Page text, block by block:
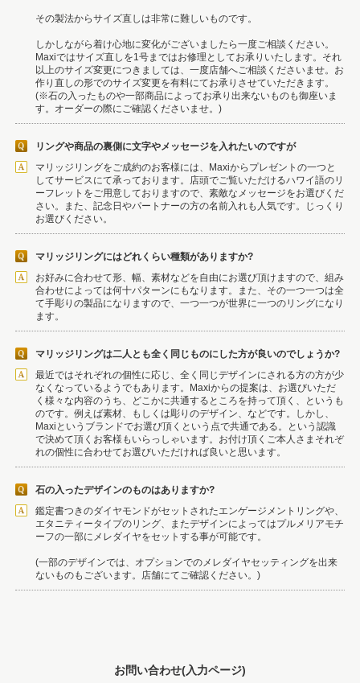
その製法からサイズ直しは非常に難しいものです。
しかしながら着け心地に変化がございましたら一度ご相談ください。
Maxiではサイズ直しを1号まではお修理としてお承りいたします。それ
以上のサイズ変更につきましては、一度店舗へご相談くださいませ。お
作り直しの形でのサイズ変更を有料にてお承りさせていただきます。
(※石の入ったものや一部商品によってお承り出来ないものも御座いま
す。オーダーの際にご確認くださいませ。)
リングや商品の裏側に文字やメッセージを入れたいのですが
マリッジリングをご成約のお客様には、Maxiからプレゼントの一つと
してサービスにて承っております。店頭でご覧いただけるハワイ語のリ
ーフレットをご用意しておりますので、素敵なメッセージをお選びくだ
さい。また、記念日やパートナーの方の名前入れも人気です。じっくり
お選びください。
マリッジリングにはどれくらい種類がありますか?
お好みに合わせて形、幅、素材などを自由にお選び頂けますので、組み
合わせによっては何十パターンにもなります。また、その一つ一つは全
て手彫りの製品になりますので、一つ一つが世界に一つのリングになり
ます。
マリッジリングは二人とも全く同じものにした方が良いのでしょうか?
最近ではそれぞれの個性に応じ、全く同じデザインにされる方の方が少
なくなっているようでもあります。Maxiからの提案は、お選びいただ
く様々な内容のうち、どこかに共通するところを持って頂く、というも
のです。例えば素材、もしくは彫りのデザイン、などです。しかし、
Maxiというブランドでお選び頂くという点で共通である。という認識
で決めて頂くお客様もいらっしゃいます。お付け頂くご本人さまそれぞ
れの個性に合わせてお選びいただければ良いと思います。
石の入ったデザインのものはありますか?
鑑定書つきのダイヤモンドがセットされたエンゲージメントリングや、
エタニティータイプのリング、またデザインによってはプルメリアモチ
ーフの一部にメレダイヤをセットする事が可能です。
(一部のデザインでは、オプションでのメレダイヤセッティングを出来
ないものもございます。店舗にてご確認ください。)
お問い合わせ(入力ページ)